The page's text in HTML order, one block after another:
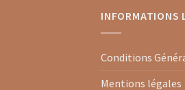
INFORMATIONS
Conditions
Mentions légales